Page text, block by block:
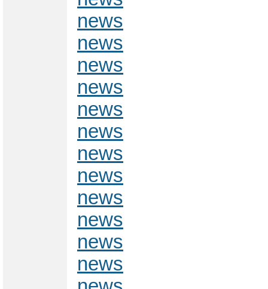
news
news
news
news
news
news
news
news
news
news
news
news